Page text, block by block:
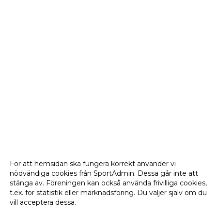
För att hemsidan ska fungera korrekt använder vi
nödvändiga cookies från SportAdmin. Dessa går inte att
stänga av. Föreningen kan också använda frivilliga cookies,
t.ex. för statistik eller marknadsföring. Du väljer själv om du
vill acceptera dessa.